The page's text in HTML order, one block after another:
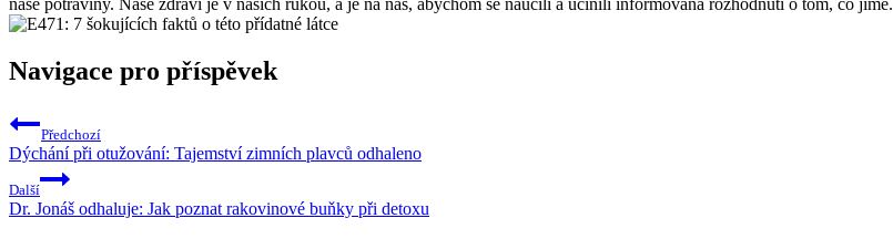
Navigace pro příspěvek
Předchozí
Dýchání při otužování: Tajemství zimních plavců odhaleno
Další
Dr. Jonáš odhaluje: Jak poznat rakovinové buňky při detoxu